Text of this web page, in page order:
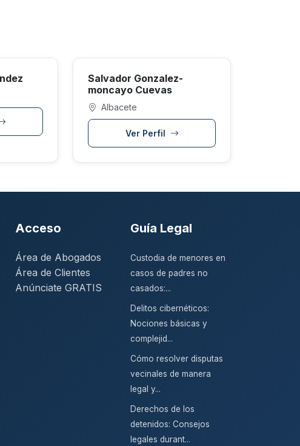
Salvador Gonzalez-
moncayo Cuevas
Albacete
Ver Perfil
Acceso
Área de Abogados
Área de Clientes
Anúnciate GRATIS
Guía Legal
Custodia de menores en
casos de padres no
casados:...
Delitos cibernéticos:
Nociones básicas y
complejid...
Cómo resolver disputas
vecinales de manera
legal y...
Derechos de los
detenidos: Consejos
legales durant...